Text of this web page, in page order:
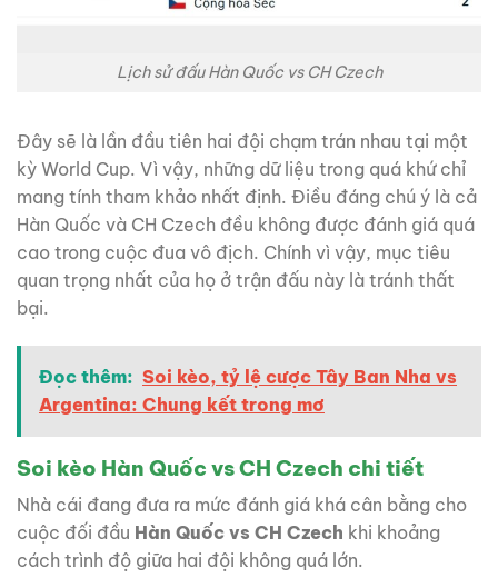
Lịch sử đấu Hàn Quốc vs CH Czech
Đây sẽ là lần đầu tiên hai đội chạm trán nhau tại một
kỳ World Cup. Vì vậy, những dữ liệu trong quá khứ chỉ
mang tính tham khảo nhất định. Điều đáng chú ý là cả
Hàn Quốc và CH Czech đều không được đánh giá quá
cao trong cuộc đua vô địch. Chính vì vậy, mục tiêu
quan trọng nhất của họ ở trận đấu này là tránh thất
bại.
Đọc thêm: Soi kèo, tỷ lệ cược Tây Ban Nha vs
Argentina: Chung kết trong mơ
Soi kèo Hàn Quốc vs CH Czech chi tiết
Nhà cái đang đưa ra mức đánh giá khá cân bằng cho
cuộc đối đầu Hàn Quốc vs CH Czech khi khoảng
cách trình độ giữa hai đội không quá lớn.